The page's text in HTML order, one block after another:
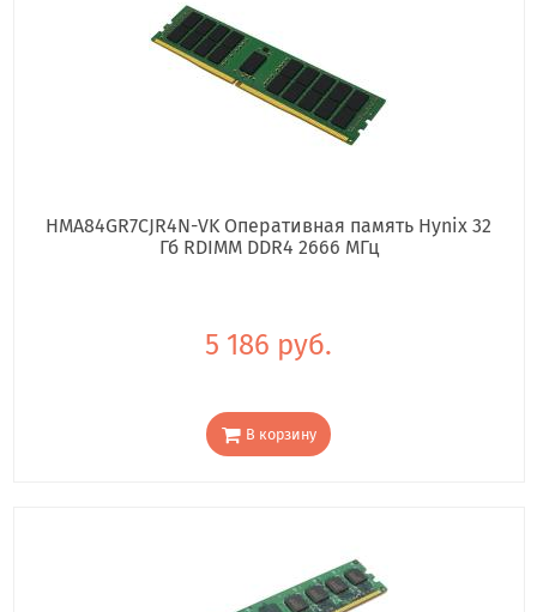
HMA84GR7CJR4N-VK Оперативная память Hynix 32
Гб RDIMM DDR4 2666 МГц
5 186 руб.
В корзину